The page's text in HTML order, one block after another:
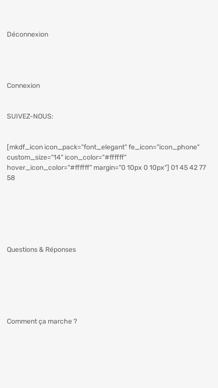
Déconnexion
Connexion
SUIVEZ-NOUS:
[mkdf_icon icon_pack="font_elegant" fe_icon="icon_phone"
custom_size="14" icon_color="#ffffff"
hover_icon_color="#ffffff" margin="0 10px 0 10px"] 01 45 42 77
58
Questions & Réponses
Comment ça marche ?